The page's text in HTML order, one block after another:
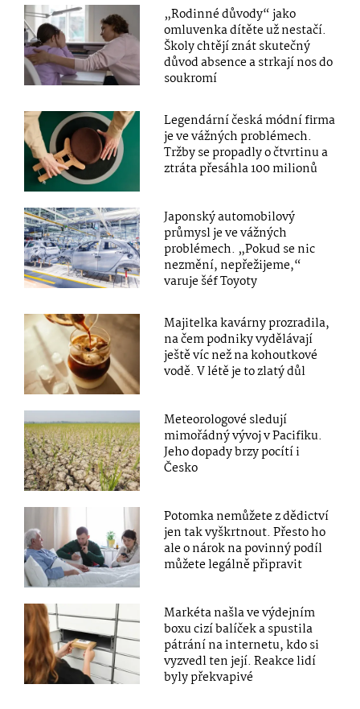
„Rodinné důvody“ jako
omluvenka dítěte už nestačí.
Školy chtějí znát skutečný
důvod absence a strkají nos do
soukromí
Legendární česká módní firma
je ve vážných problémech.
Tržby se propadly o čtvrtinu a
ztráta přesáhla 100 milionů
Japonský automobilový
průmysl je ve vážných
problémech. „Pokud se nic
nezmění, nepřežijeme,“
varuje šéf Toyoty
Majitelka kavárny prozradila,
na čem podniky vydělávají
ještě víc než na kohoutkové
vodě. V létě je to zlatý důl
Meteorologové sledují
mimořádný vývoj v Pacifiku.
Jeho dopady brzy pocítí i
Česko
Potomka nemůžete z dědictví
jen tak vyškrtnout. Přesto ho
ale o nárok na povinný podíl
můžete legálně připravit
Markéta našla ve výdejním
boxu cizí balíček a spustila
pátrání na internetu, kdo si
vyzvedl ten její. Reakce lidí
byly překvapivé